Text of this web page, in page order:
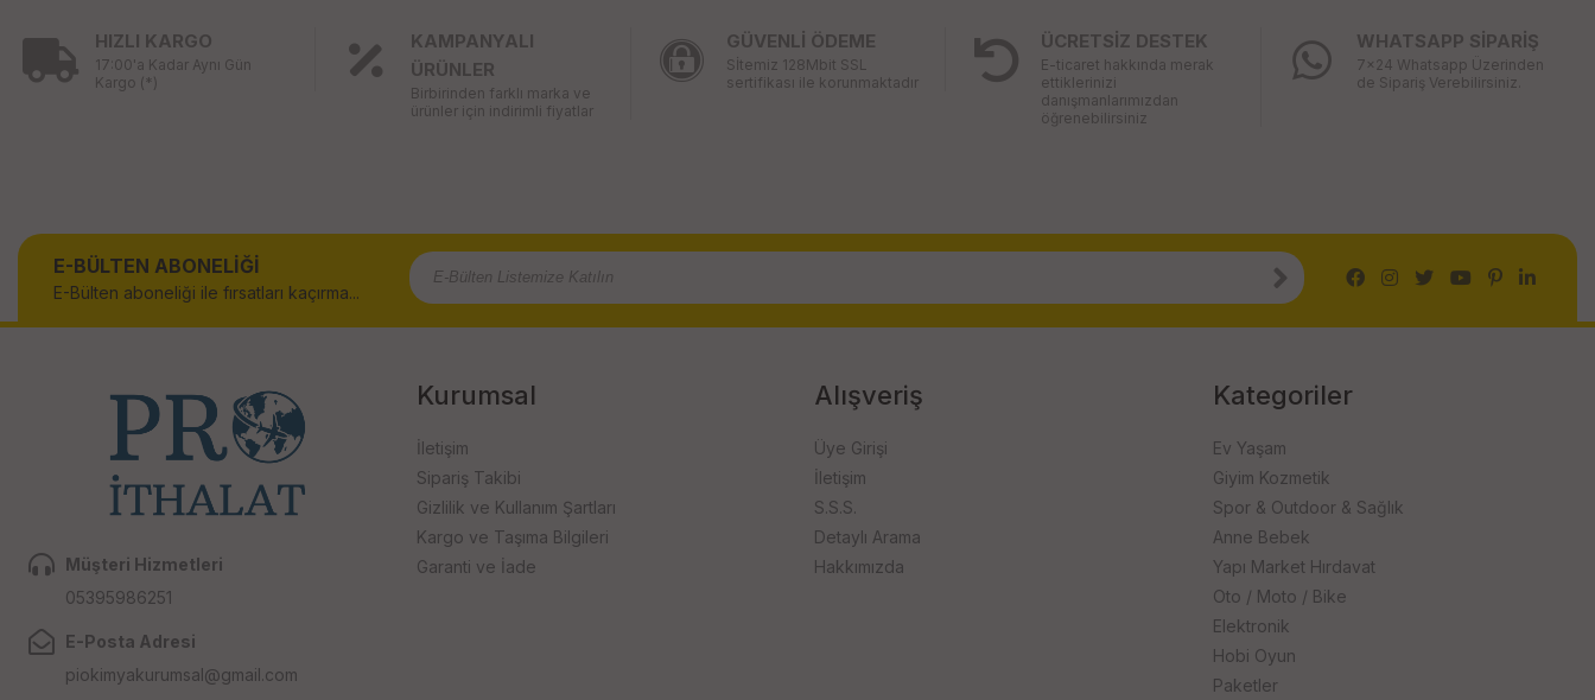
HIZLI KARGO
17:00'a Kadar Aynı Gün
Kargo (*)
KAMPANYALI
ÜRÜNLER
Birbirinden farklı marka ve
ürünler için indirimli fiyatlar
GÜVENLİ ÖDEME
Sİtemiz 128Mbit SSL
sertifikası ile korunmaktadır
ÜCRETSİZ DESTEK
E-ticaret hakkında merak
ettiklerinizi
danışmanlarımızdan
öğrenebilirsiniz
WHATSAPP SİPARİŞ
7x24 Whatsapp Üzerinden
de Sipariş Verebilirsiniz.
E-BÜLTEN ABONELİĞİ
E-Bülten aboneliği ile fırsatları kaçırma...
Müşteri Hizmetleri
05395986251
E-Posta Adresi
piokimyakurumsal@gmail.com
Kurumsal
İletişim
Sipariş Takibi
Gizlilik ve Kullanım Şartları
Kargo ve Taşıma Bilgileri
Garanti ve İade
Alışveriş
Üye Girişi
İletişim
S.S.S.
Detaylı Arama
Hakkımızda
Kategoriler
Ev Yaşam
Giyim Kozmetik
Spor & Outdoor & Sağlık
Anne Bebek
Yapı Market Hırdavat
Oto / Moto / Bike
Elektronik
Hobi Oyun
Paketler